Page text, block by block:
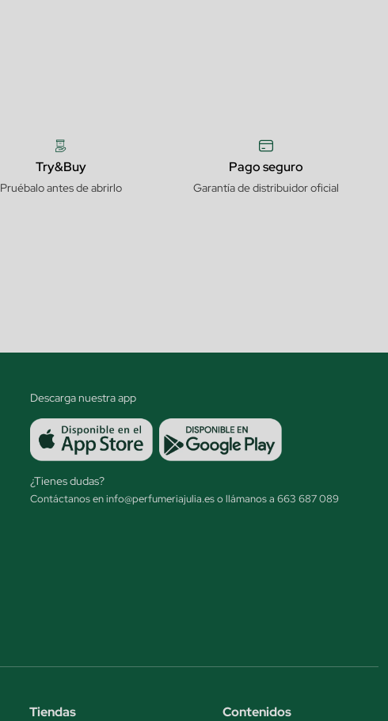
Try&Buy
Pruébalo antes de abrirlo
Pago seguro
Garantía de distribuidor oficial
Descarga nuestra app
¿Tienes dudas?
Contáctanos en info@perfumeriajulia.es o llámanos a 663 687 089
Tiendas
Contenidos